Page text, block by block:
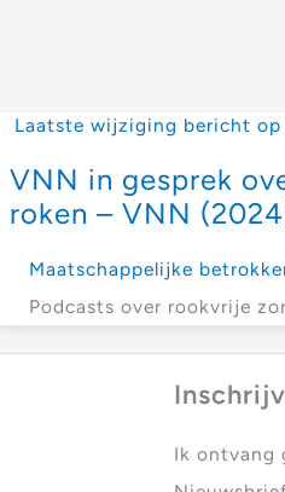
Laatste wijziging bericht op
VNN in gesprek
roken – VNN
Maatschappelijke
Podcasts over rookvrije
Ik ontvang